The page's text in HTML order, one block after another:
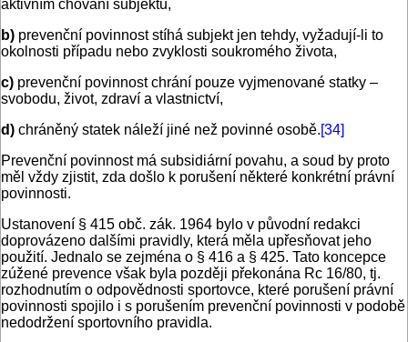
aktivním chování subjektu,
b) prevenční povinnost stíhá subjekt jen tehdy, vyžadují-li to
okolnosti případu nebo zvyklosti soukromého života,
c) prevenční povinnost chrání pouze vyjmenované statky –
svobodu, život, zdraví a vlastnictví,
d) chráněný statek náleží jiné než povinné osobě.[34]
Prevenční povinnost má subsidiární povahu, a soud by proto
měl vždy zjistit, zda došlo k porušení některé konkrétní právní
povinnosti.
Ustanovení § 415 obč. zák. 1964 bylo v původní redakci
doprovázeno dalšími pravidly, která měla upřesňovat jeho
použití. Jednalo se zejména o § 416 a § 425. Tato koncepce
zúžené prevence však byla později překonána Rc 16/80, tj.
rozhodnutím o odpovědnosti sportovce, které porušení právní
povinnosti spojilo i s porušením prevenční povinnosti v podobě
nedodržení sportovního pravidla.